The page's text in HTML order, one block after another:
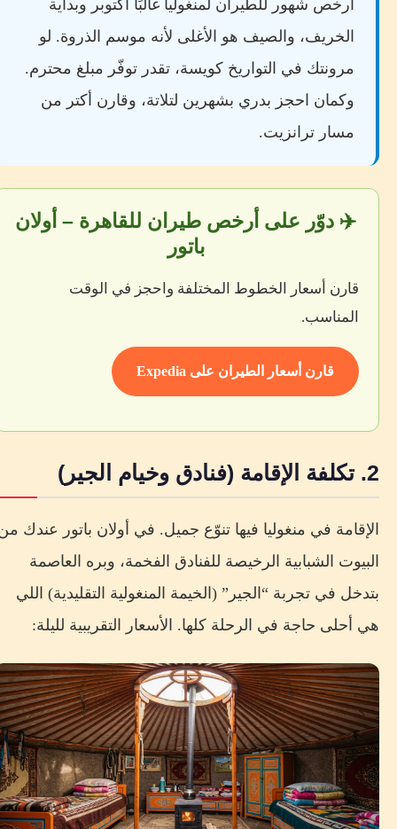
أرخص شهور للطيران لمنغوليا غالبًا أكتوبر وبداية
الخريف، والصيف هو الأغلى لأنه موسم الذروة. لو
مرونتك في التواريخ كويسة، تقدر توفّر مبلغ محترم.
وكمان احجز بدري بشهرين لتلاتة، وقارن أكتر من
مسار ترانزيت.
✈️ دوّر على أرخص طيران للقاهرة – أولان
باتور
قارن أسعار الخطوط المختلفة واحجز في الوقت
المناسب.
قارن أسعار الطيران على Expedia
2. تكلفة الإقامة (فنادق وخيام الجير)
الإقامة في منغوليا فيها تنوّع جميل. في أولان باتور عندك
البيوت الشبابية الرخيصة للفنادق الفخمة، وبره العاصمة
بتدخل في تجربة “الجير” (الخيمة المنغولية التقليدية) اللي
هي أحلى حاجة في الرحلة كلها. الأسعار التقريبية لليلة: